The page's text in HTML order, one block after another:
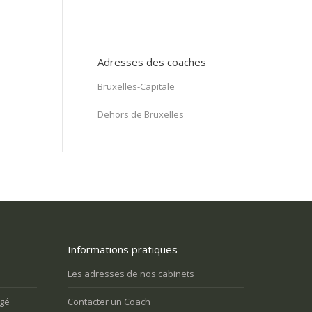
Adresses des coaches
Bruxelles-Capitale
Dehors de Bruxelles
Je suis retraité et je ressens un grand
J’ai des problèmes relationnels
Informations pratiques
Les adresses de nos cabinets
Contacter un Coach